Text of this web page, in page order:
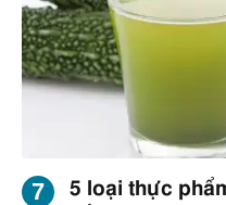
5 loại thực